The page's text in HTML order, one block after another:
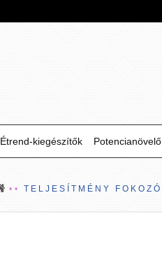
Étrend-kiegészítők Potencianövelő
TELJESÍTMÉNY FOKOZÓ